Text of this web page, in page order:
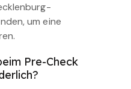
um eine
Pre-Check